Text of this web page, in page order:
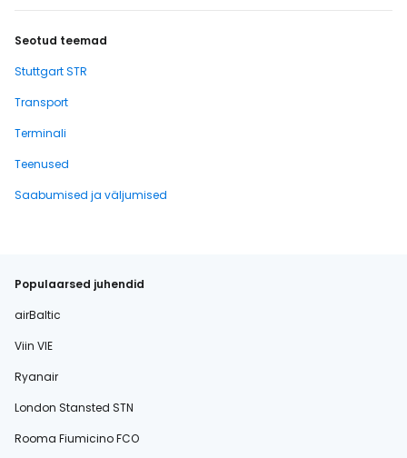
Seotud teemad
Stuttgart STR
Transport
Terminali
Teenused
Saabumised ja väljumised
Populaarsed juhendid
airBaltic
Viin VIE
Ryanair
London Stansted STN
Rooma Fiumicino FCO